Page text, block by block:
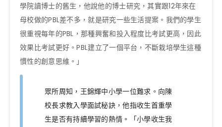
學院讀博士的舊生，他說他的博士研究，其實跟12年來在
母校做的PBL差不多，就是研究一些生活提案。我們的學生
很重視每年的PBL，那種興奮和投入程度比考試更高，因此
效果比考試更好。PBL建立了一個平台，不斷栽培學生這種
慣性的創意思維。」
眾所周知，王錦輝中小學一位難求。向陳
校長求教入學面試秘訣，他指收生首重學
生是否有持續學習的熱情。「小學收生我